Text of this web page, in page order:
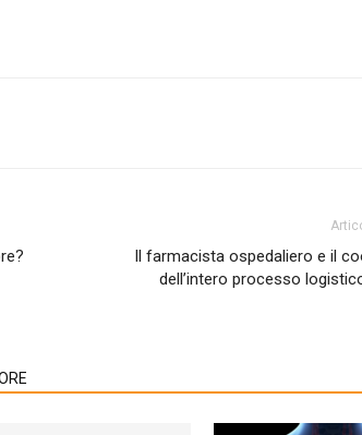
Il farmacista ospedaliero e il
dell’intero processo